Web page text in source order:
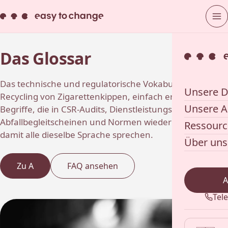
Unsere
Unsere
Über uns
Das Glossar
Das technische und regulatorische Vokabular zum
Recycling von Zigarettenkippen, einfach erklärt. Alle
Begriffe, die in CSR-Audits, Dienstleistungsverträgen,
Abfallbegleitscheinen und Normen wiederkehren —
damit alle dieselbe Sprache sprechen.
Zu A FAQ ansehen